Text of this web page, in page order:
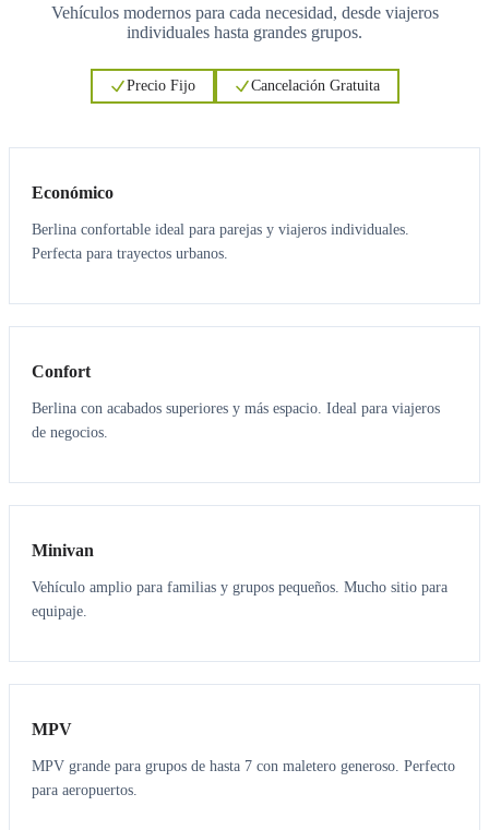
Vehículos modernos para cada necesidad, desde viajeros
individuales hasta grandes grupos.
Precio Fijo Cancelación Gratuita
Económico
Berlina confortable ideal para parejas y viajeros individuales.
Perfecta para trayectos urbanos.
3 3
Confort
Berlina con acabados superiores y más espacio. Ideal para viajeros
de negocios.
6 5
Minivan
Vehículo amplio para familias y grupos pequeños. Mucho sitio para
equipaje.
7 7
MPV
MPV grande para grupos de hasta 7 con maletero generoso. Perfecto
para aeropuertos.